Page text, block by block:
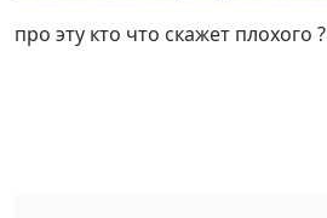
про эту кто что скажет плохого ?